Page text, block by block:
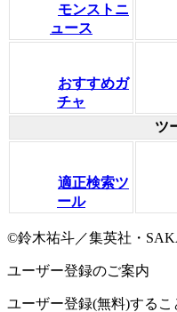
モンストニ
ュース
おすすめガ
チャ
ツ
適正検索ツ
ール
©鈴木祐斗／集英社・
ユーザー登録のご案内
ユーザー登録(無料)する